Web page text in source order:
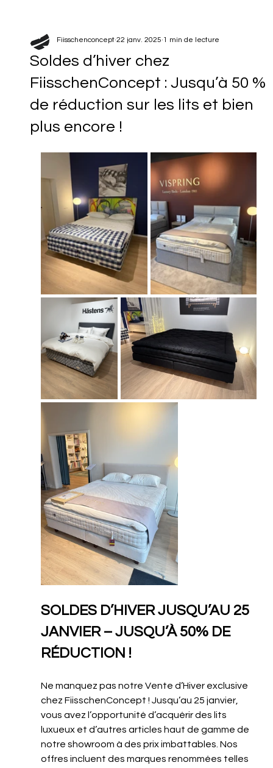
Soldes d’hiver chez
FiisschenConcept : Jusqu’à 50 %
de réduction sur les lits et bien
plus encore !
Fiisschenconcept 22 janv. 2025 1 min de lecture
SOLDES D’HIVER JUSQU’AU 25
JANVIER – JUSQU’À 50% DE
RÉDUCTION !
Ne manquez pas notre Vente d’Hiver exclusive
chez FiisschenConcept ! Jusqu’au 25 janvier,
vous avez l’opportunité d’acquérir des lits
luxueux et d’autres articles haut de gamme de
notre showroom à des prix imbattables. Nos
offres incluent des marques renommées telles